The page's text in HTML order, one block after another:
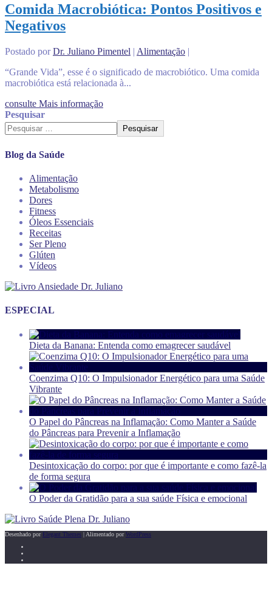
Comida Macrobiótica: Pontos Positivos e
Negativos
Postado porDr. Juliano Pimentel | Alimentação |
“Grande Vida”, esse é o significado de macrobiótico. Uma comida
macrobiótica está relacionada à...
consulte Mais informação
Pesquisar
Pesquisar
Blog da Saúde
Alimentação
Metabolismo
Dores
Fitness
Óleos Essenciais
Receitas
Ser Pleno
Glúten
Vídeos
ESPECIAL
Dieta da Banana: Entenda como emagrecer saudável
Coenzima Q10: O Impulsionador Energético para uma Saúde
Vibrante
O Papel do Pâncreas na Inflamação: Como Manter a Saúde
do Pâncreas para Prevenir a Inflamação
Desintoxicação do corpo: por que é importante e como fazê-la
de forma segura
O Poder da Gratidão para a sua saúde Física e emocional
Desenhado por Elegant Themes | Alimentado porWordPress